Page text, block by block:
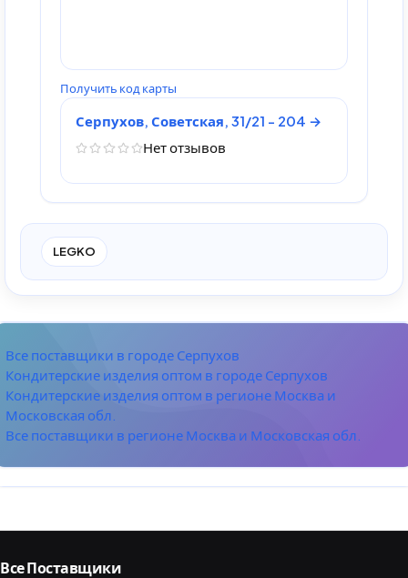
Серпухов, Советская, 31/21 - 204
Нет отзывов
Получить код карты
LEGKO
Все поставщики в городе Серпухов
Кондитерские изделия оптом в городе Серпухов
Кондитерские изделия оптом в регионе Москва и
Московская обл.
Все поставщики в регионе Москва и Московская обл.
Все Поставщики